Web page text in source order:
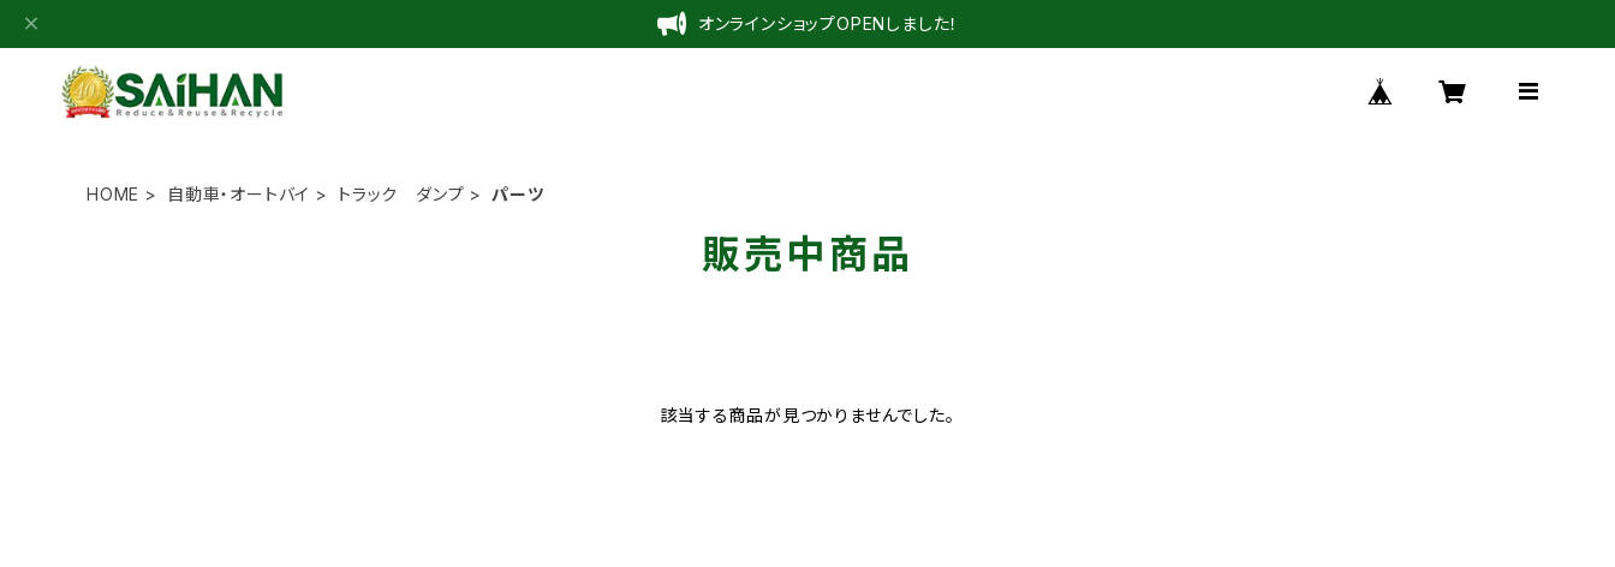
オンラインショップOPENしました！
HOME 自動車・オートバイ トラック ダンプ パーツ
販売中商品
該当する商品が見つかりませんでした。